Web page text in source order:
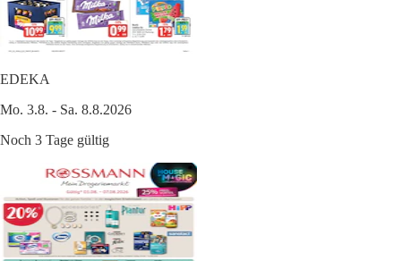
EDEKA
Mo. 3.8. - Sa. 8.8.2026
Noch 3 Tage gültig